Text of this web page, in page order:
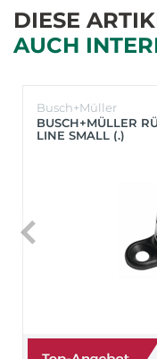
DIESE
AUCH
Busch+Müller
BUSCH+MÜLLER
LINE SMALL (.)